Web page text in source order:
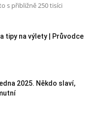
s přibližně 250 tisíci
tipy na výlety | Průvodce
2025. Někdo slaví,